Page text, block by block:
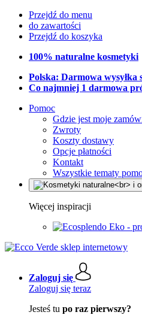
Przejdź do menu
do zawartości
Przejdź do koszyka
100% naturalne kosmetyki
Polska: Darmowa wysyłka
Co najmniej 1 darmowa
Pomoc
Gdzie jest moje
Zwroty
Koszty dostawy
Opcje płatności
Kontakt
Wszystkie tematy
Więcej inspiracji
Eko -
Zaloguj się
Zaloguj się teraz
Jesteś tu po raz pierwszy?